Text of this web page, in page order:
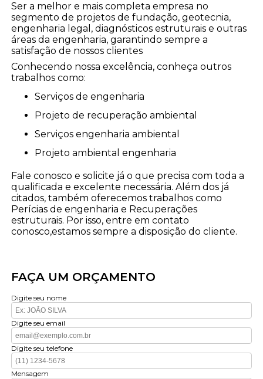
Ser a melhor e mais completa empresa no
segmento de projetos de fundação, geotecnia,
engenharia legal, diagnósticos estruturais e outras
áreas da engenharia, garantindo sempre a
satisfação de nossos clientes
Conhecendo nossa excelência, conheça outros
trabalhos como:
serviços de engenharia
projeto de recuperação ambiental
serviços engenharia ambiental
projeto ambiental engenharia
Fale conosco e solicite já o que precisa com toda a
qualificada e excelente necessária. Além dos já
citados, também oferecemos trabalhos como
Perícias de engenharia e Recuperações
estruturais. Por isso, entre em contato
conosco,estamos sempre a disposição do cliente.
FAÇA UM ORÇAMENTO
Digite seu nome
Digite seu email
Digite seu telefone
Mensagem